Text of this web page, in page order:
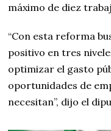
máximo de diez
“Con esta reforma
positivo en tres
optimizar el gasto
oportunidades de
necesitan”, dijo el